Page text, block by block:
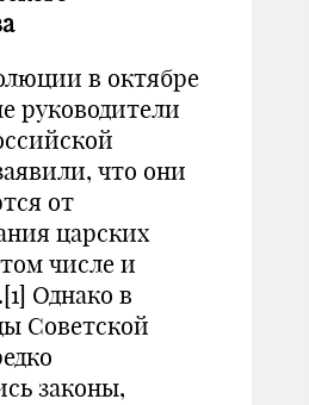
в октябре
руководители
что они
от
царских
числе и
[1] Однако в
Советской
законы,